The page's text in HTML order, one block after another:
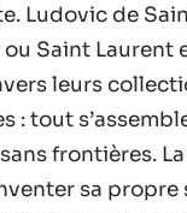
Ludovic de
Saint Laurent
leurs
: tout
frontières.
sa propre